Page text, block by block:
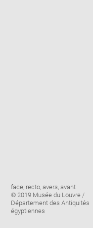
Image
caption:
face, recto, avers, avant
© 2019 Musée du Louvre /
Département des Antiquités
égyptiennes